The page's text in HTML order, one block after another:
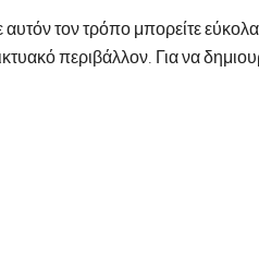
τον τρόπο μπορείτε
περιβάλλον. Για να